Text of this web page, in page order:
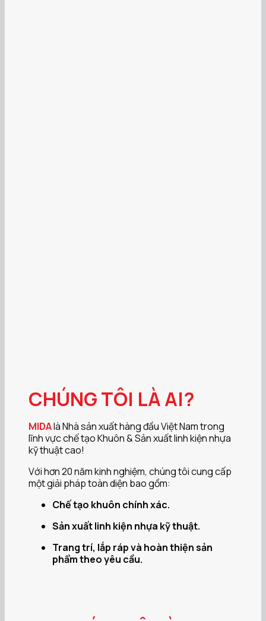
CHÚNG TÔI LÀ AI?
MIDAlà Nhà sản xuất hàng đầu Việt Nam trong
lĩnh vực chế tạo Khuôn & Sản xuất linh kiện nhựa
kỹ thuật cao!
Với hơn 20 năm kinh nghiệm, chúng tôi cung cấp
một giải pháp toàn diện bao gồm:
Chế tạo khuôn chính xác.
Sản xuất linh kiện nhựa kỹ thuật.
Trang trí, lắp ráp và hoàn thiện sản
phẩm theo yêu cầu.